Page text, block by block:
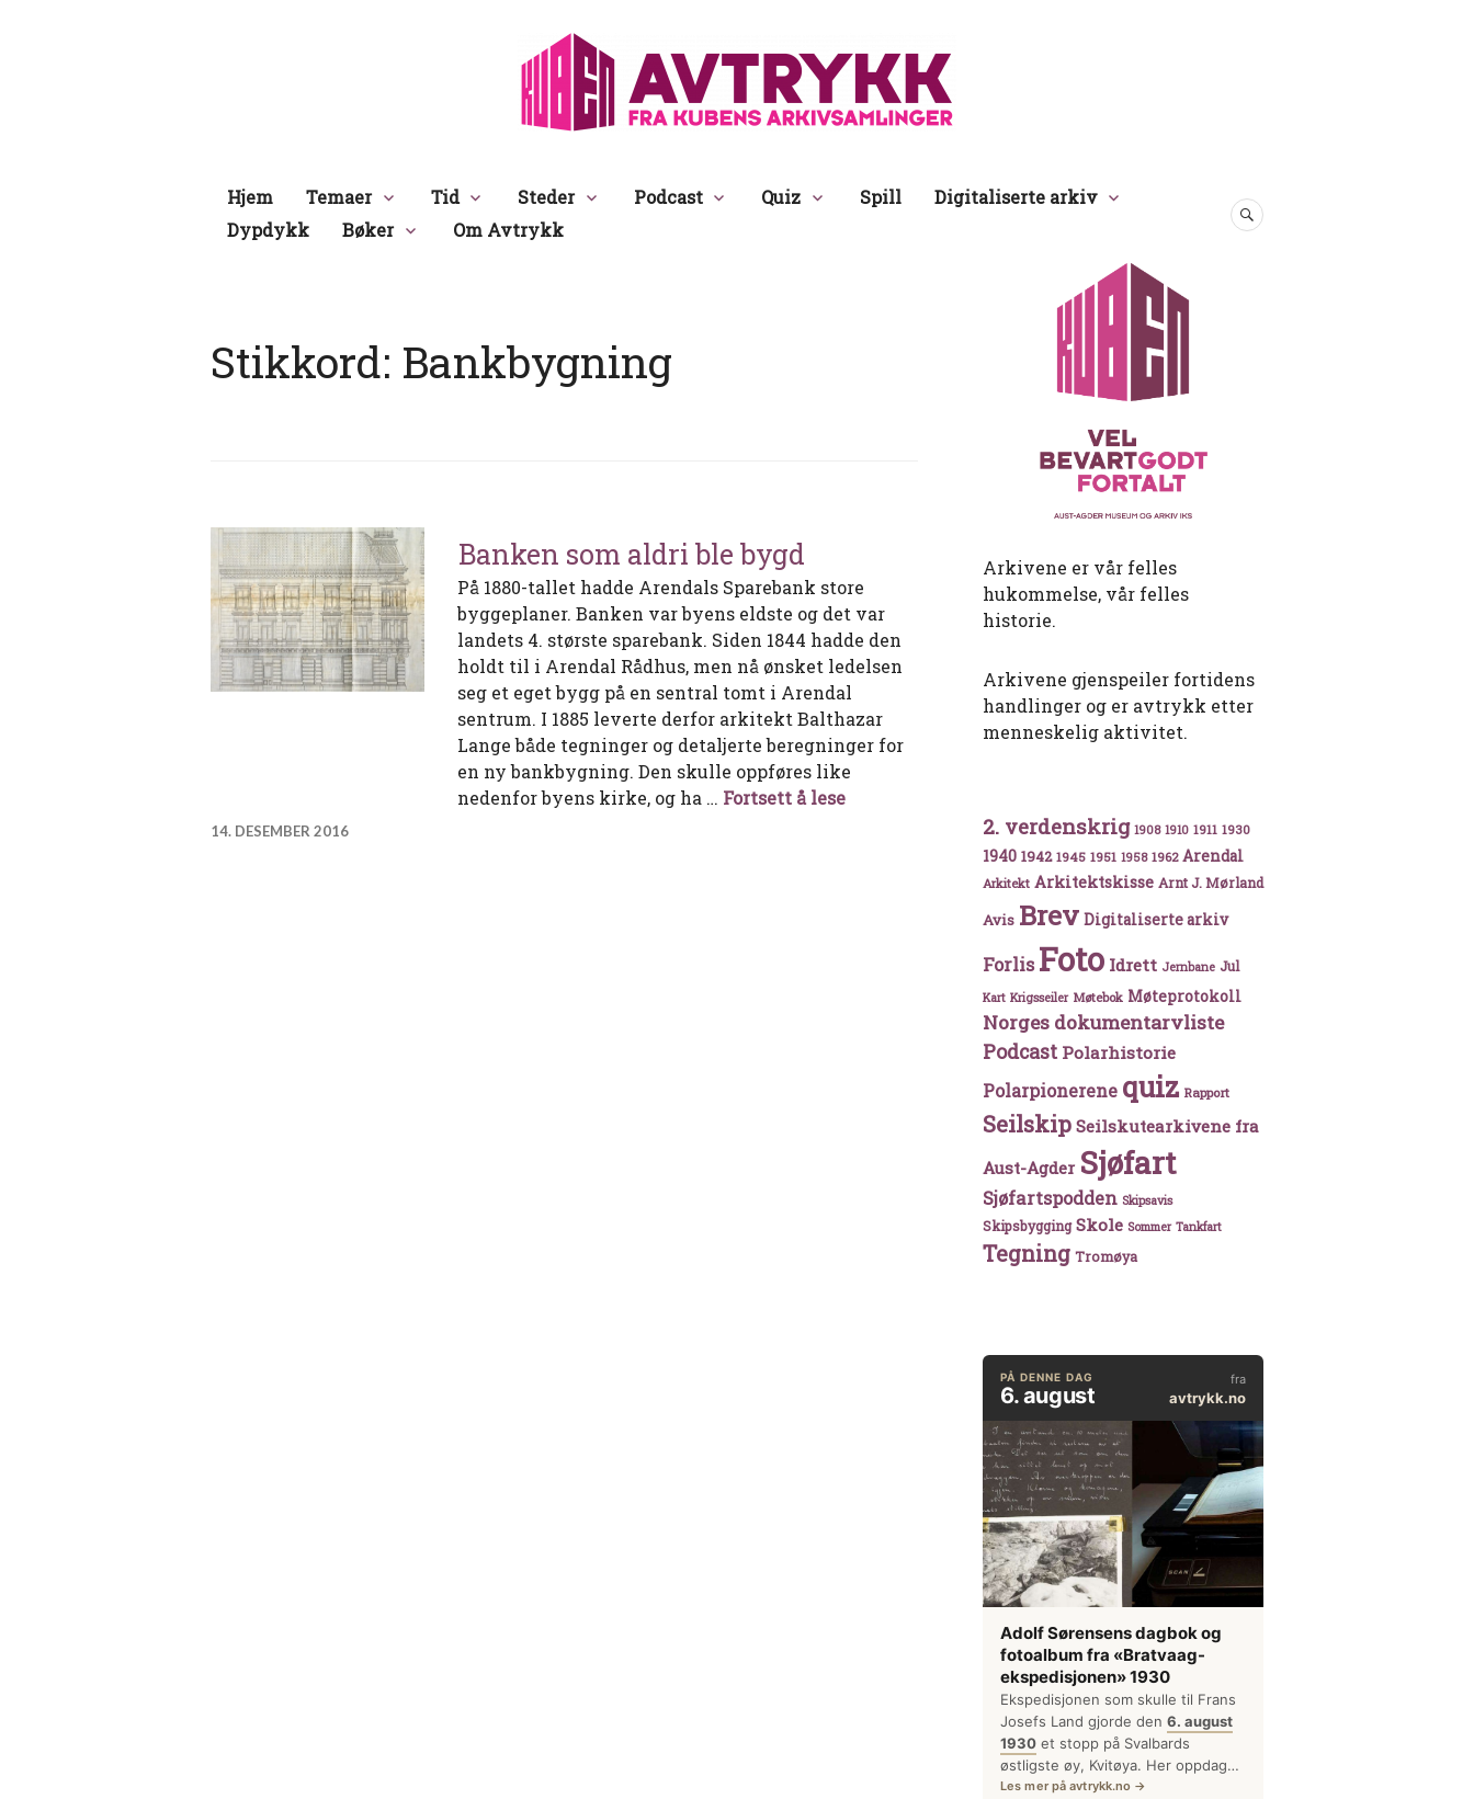
Avtrykk
Hjem Temaer Tid Steder Podcast Quiz Spill
Digitaliserte arkiv
Dypdykk
Bøker Om Avtrykk
SØK
Stikkord: Bankbygning
Banken som aldri ble bygd
På 1880-tallet hadde Arendals Sparebank store
byggeplaner. Banken var byens eldste og det var
landets 4. største sparebank. Siden 1844 hadde den
holdt til i Arendal Rådhus, men nå ønsket ledelsen
seg et eget bygg på en sentral tomt i Arendal
sentrum. I 1885 leverte derfor arkitekt Balthazar
Lange både tegninger og detaljerte beregninger for
en ny bankbygning. Den skulle oppføres like
nedenfor byens kirke, og ha … Fortsett å leseBanken som aldri ble bygd
14. DESEMBER 2016
Arkivene er vår felles
hukommelse, vår felles
historie.
Arkivene gjenspeiler fortidens
handlinger og er avtrykk etter
menneskelig aktivitet.
2. verdenskrig 1908 1910 1911 1930
1940 1942 1945 1951 1958 1962 Arendal
Arkitekt Arkitektskisse Arnt J. Mørland
Avis Brev Digitaliserte arkiv
Forlis Foto Idrett Jernbane Jul
Kart Krigsseiler Møtebok Møteprotokoll
Norges dokumentarvliste
Podcast Polarhistorie
Polarpionerene quiz Rapport
Seilskip Seilskutearkivene fra
Aust-Agder Sjøfart
Sjøfartspodden Skipsavis
Skipsbygging Skole Sommer Tankfart
Tegning Tromøya